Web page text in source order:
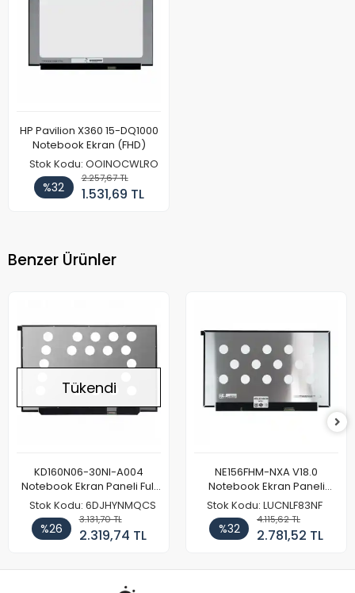
HP Pavilion X360 15-DQ1000
Notebook Ekran (FHD)
Stok Kodu: OOINOCWLRO
%32
2.257,67 TL
1.531,69 TL
Benzer Ürünler
Tükendi
KD160N06-30NI-A004
Notebook Ekran Paneli Full
HD
Stok Kodu: 6DJHYNMQCS
%26
3.131,70 TL
2.319,74 TL
NE156FHM-NXA V18.0
Notebook Ekran Paneli
144Hz
Stok Kodu: LUCNLF83NF
%32
4.115,62 TL
2.781,52 TL